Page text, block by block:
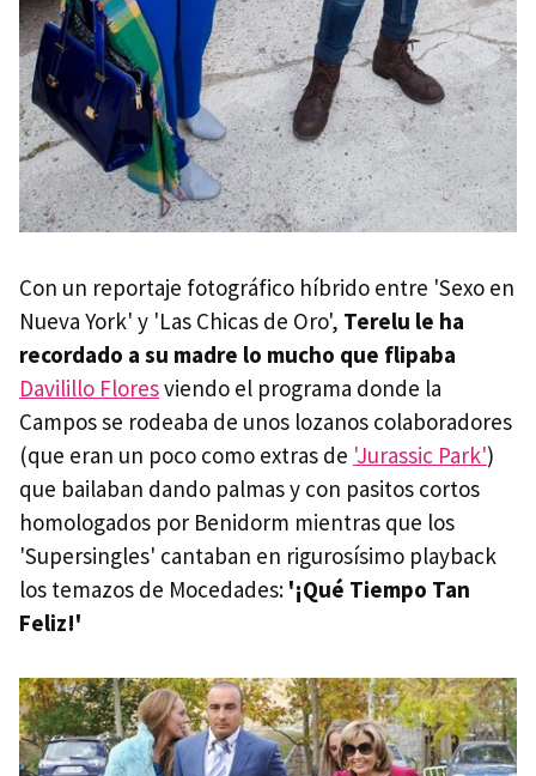
Con un reportaje fotográfico híbrido entre 'Sexo en
Nueva York' y 'Las Chicas de Oro', Terelu le ha
recordado a su madre lo mucho que flipaba
Davilillo Floresviendo el programa donde la
Campos se rodeaba de unos lozanos colaboradores
(que eran un poco como extras de 'Jurassic Park')
que bailaban dando palmas y con pasitos cortos
homologados por Benidorm mientras que los
'Supersingles' cantaban en rigurosísimo playback
los temazos de Mocedades: '¡Qué Tiempo Tan
Feliz!'